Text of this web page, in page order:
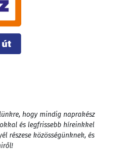
hogy mindig naprakész
és legfrissebb híreinkkel
részese közösségünknek, és